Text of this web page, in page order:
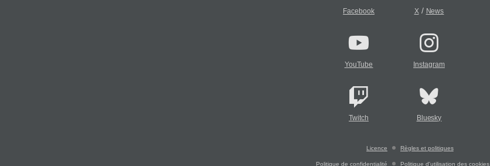
Facebook X/ News
YouTube Instagram
Twitch Bluesky
Licence Règles et politiques
Politique de confidentialité Politique d'utilisation des cookies